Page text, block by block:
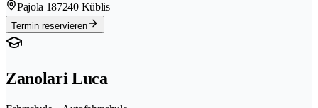
Pajola 187240 Küblis
Termin reservieren
Zanolari Luca